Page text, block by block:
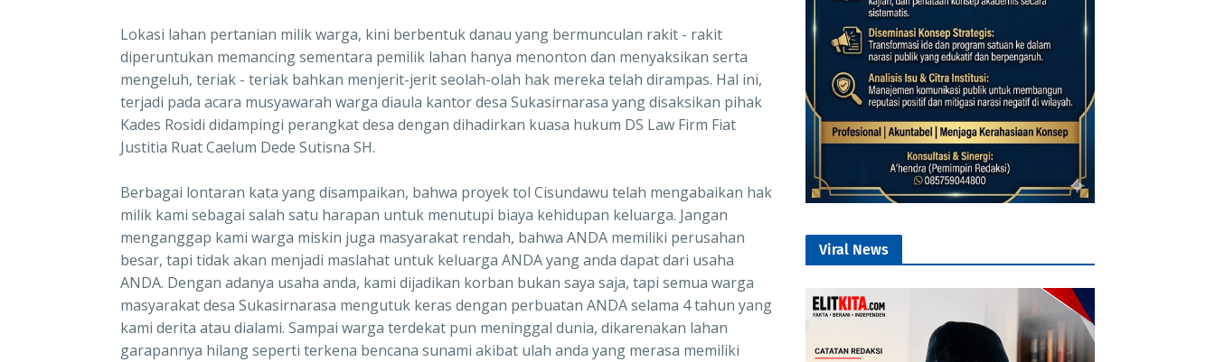
Lokasi lahan pertanian milik warga, kini berbentuk danau yang bermunculan rakit - rakit
diperuntukan memancing sementara pemilik lahan hanya menonton dan menyaksikan serta
mengeluh, teriak - teriak bahkan menjerit-jerit seolah-olah hak mereka telah dirampas. Hal ini,
terjadi pada acara musyawarah warga diaula kantor desa Sukasirnarasa yang disaksikan pihak
Kades Rosidi didampingi perangkat desa dengan dihadirkan kuasa hukum DS Law Firm Fiat
Justitia Ruat Caelum Dede Sutisna SH.
Berbagai lontaran kata yang disampaikan, bahwa proyek tol Cisundawu telah mengabaikan hak
milik kami sebagai salah satu harapan untuk menutupi biaya kehidupan keluarga. Jangan
menganggap kami warga miskin juga masyarakat rendah, bahwa ANDA memiliki perusahan
besar, tapi tidak akan menjadi maslahat untuk keluarga ANDA yang anda dapat dari usaha
ANDA. Dengan adanya usaha anda, kami dijadikan korban bukan saya saja, tapi semua warga
masyarakat desa Sukasirnarasa mengutuk keras dengan perbuatan ANDA selama 4 tahun yang
kami derita atau dialami. Sampai warga terdekat pun meninggal dunia, dikarenakan lahan
garapannya hilang seperti terkena bencana sunami akibat ulah anda yang merasa memiliki
Viral News